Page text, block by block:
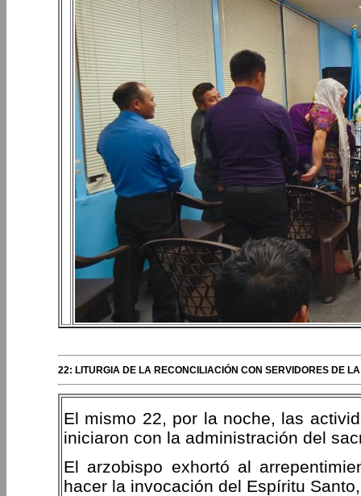
22: LITURGIA DE LA RECONCILIACIÓN CON SERVIDORES DE
El mismo 22, por la noche, las
iniciaron con la administración del
El arzobispo exhortó al
hacer la invocación del Espíritu